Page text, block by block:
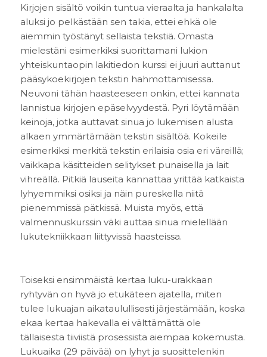
Kirjojen sisältö voikin tuntua vieraalta ja hankalalta
aluksi jo pelkästään sen takia, ettei ehkä ole
aiemmin työstänyt sellaista tekstiä. Omasta
mielestäni esimerkiksi suorittamani lukion
yhteiskuntaopin lakitiedon kurssi ei juuri auttanut
pääsykoekirjojen tekstin hahmottamisessa.
Neuvoni tähän haasteeseen onkin, ettei kannata
lannistua kirjojen epäselvyydestä. Pyri löytämään
keinoja, jotka auttavat sinua jo lukemisen alusta
alkaen ymmärtämään tekstin sisältöä. Kokeile
esimerkiksi merkitä tekstin erilaisia osia eri väreillä;
vaikkapa käsitteiden selitykset punaisella ja lait
vihreällä. Pitkiä lauseita kannattaa yrittää katkaista
lyhyemmiksi osiksi ja näin pureskella niitä
pienemmissä pätkissä. Muista myös, että
valmennuskurssin väki auttaa sinua mielellään
lukutekniikkaan liittyvissä haasteissa.
Toiseksi ensimmäistä kertaa luku-urakkaan
ryhtyvän on hyvä jo etukäteen ajatella, miten
tulee lukuajan aikataulullisesti järjestämään, koska
ekaa kertaa hakevalla ei välttämättä ole
tällaisesta tiiviistä prosessista aiempaa kokemusta.
Lukuaika (29 päivää) on lyhyt ja suosittelenkin